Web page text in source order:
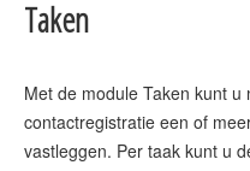
Taken
Met de module Taken kunt
contactregistratie een of
vastleggen. Per taak kunt u